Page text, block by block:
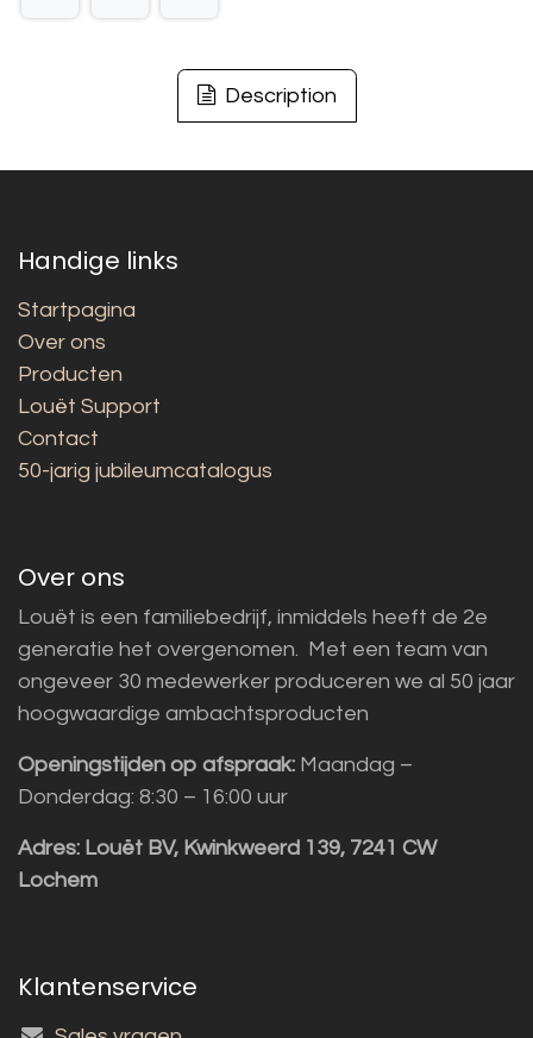
Description
Handige links
Startpagina
Over ons
Producten
Louët Support
Contact
50-jarig jubileumcatalogus
Over ons
Louët is een familiebedrijf, inmiddels heeft de 2e
generatie het overgenomen. Met een team van
ongeveer 30 medewerker produceren we al 50 jaar
hoogwaardige ambachtsproducten
Openingstijden op afspraak: Maandag –
Donderdag: 8:30 – 16:00 uur
Adres: Louët BV, Kwinkweerd 139, 7241 CW
Lochem
Klantenservice